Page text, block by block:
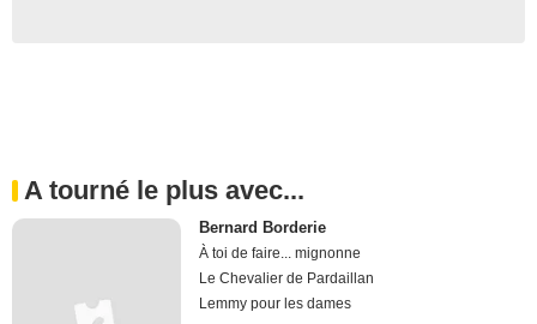
A tourné le plus avec...
Bernard Borderie
À toi de faire... mignonne
Le Chevalier de Pardaillan
Lemmy pour les dames